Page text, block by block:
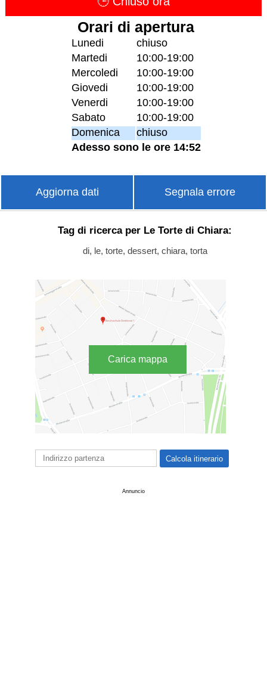
Orari di apertura
Lunedi
chiuso
Martedi
10:00-19:00
Mercoledi
10:00-19:00
Giovedi
10:00-19:00
Venerdi
10:00-19:00
Sabato
10:00-19:00
Domenica
chiuso
Adesso sono le ore 14:52
Aggiorna dati Segnala errore
Tag di ricerca per Le Torte di Chiara:
di, le, torte, dessert, chiara, torta
Carica mappa
Annuncio